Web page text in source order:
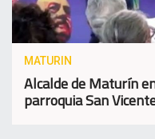
MATURIN
Alcalde de Maturín
parroquia San